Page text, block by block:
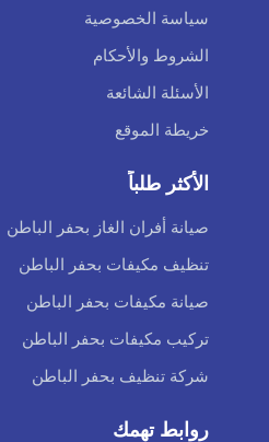
سياسة الخصوصية
الشروط والأحكام
الأسئلة الشائعة
خريطة الموقع
الأكثر طلباً
صيانة أفران الغاز بحفر الباطن
تنظيف مكيفات بحفر الباطن
صيانة مكيفات بحفر الباطن
تركيب مكيفات بحفر الباطن
شركة تنظيف بحفر الباطن
روابط تهمك